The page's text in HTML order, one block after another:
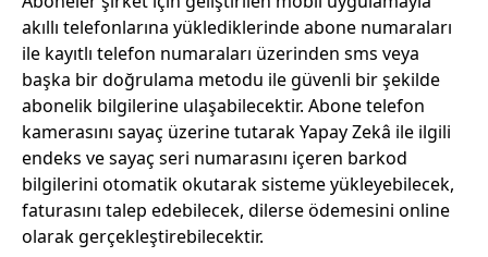
akıllı telefonlarına yüklediklerinde abone numaraları
ile kayıtlı telefon numaraları üzerinden sms veya
başka bir doğrulama metodu ile güvenli bir şekilde
abonelik bilgilerine ulaşabilecektir. Abone telefon
kamerasını sayaç üzerine tutarak Yapay Zekâ ile ilgili
endeks ve sayaç seri numarasını içeren barkod
bilgilerini otomatik okutarak sisteme yükleyebilecek,
faturasını talep edebilecek, dilerse ödemesini online
olarak gerçekleştirebilecektir.